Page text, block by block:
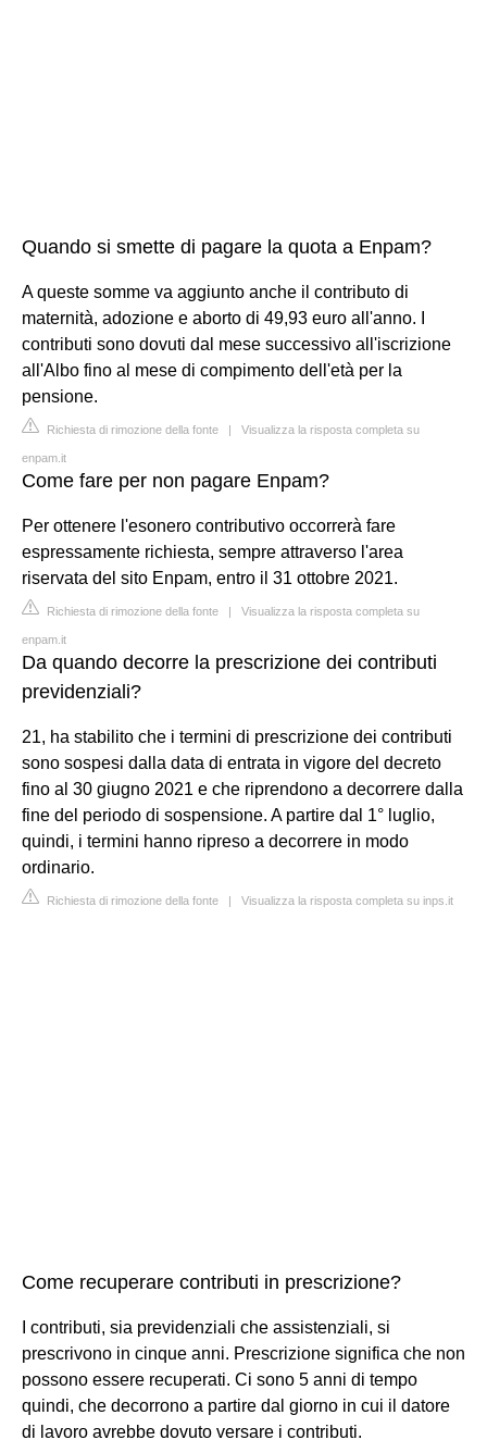
Quando si smette di pagare la quota a Enpam?
A queste somme va aggiunto anche il contributo di
maternità, adozione e aborto di 49,93 euro all'anno. I
contributi sono dovuti dal mese successivo all'iscrizione
all'Albo fino al mese di compimento dell'età per la
pensione.
Richiesta di rimozione della fonte | Visualizza la risposta completa su
enpam.it
Come fare per non pagare Enpam?
Per ottenere l'esonero contributivo occorrerà fare
espressamente richiesta, sempre attraverso l'area
riservata del sito Enpam, entro il 31 ottobre 2021.
Richiesta di rimozione della fonte | Visualizza la risposta completa su
enpam.it
Da quando decorre la prescrizione dei contributi
previdenziali?
21, ha stabilito che i termini di prescrizione dei contributi
sono sospesi dalla data di entrata in vigore del decreto
fino al 30 giugno 2021 e che riprendono a decorrere dalla
fine del periodo di sospensione. A partire dal 1° luglio,
quindi, i termini hanno ripreso a decorrere in modo
ordinario.
Richiesta di rimozione della fonte | Visualizza la risposta completa su inps.it
Come recuperare contributi in prescrizione?
I contributi, sia previdenziali che assistenziali, si
prescrivono in cinque anni. Prescrizione significa che non
possono essere recuperati. Ci sono 5 anni di tempo
quindi, che decorrono a partire dal giorno in cui il datore
di lavoro avrebbe dovuto versare i contributi.